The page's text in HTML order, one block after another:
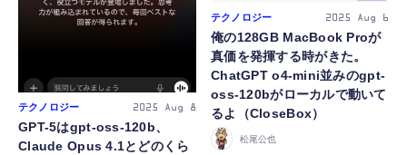
テクノロジー 2025 Aug 8
GPT-5はgpt-oss-120b、
Claude Opus 4.1とどのくら
テクノロジー 2025 Aug 6
俺の128GB MacBook Proが
真価を発揮する時がきた。
ChatGPT o4-mini並みのgpt-
oss-120bがローカルで動いて
るよ（CloseBox）
松尾公也